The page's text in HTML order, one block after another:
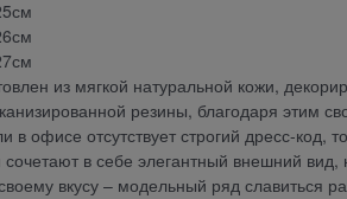
из мягкой натуральной кожи,
резины, благодаря этим
в офисе отсутствует строгий дресс-
в себе элегантный внешний
вкусу – модельный ряд славиться